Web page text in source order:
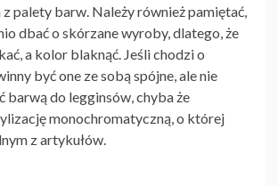
palety barw. Należy również pamiętać,
dbać o skórzane wyroby, dlatego, że
a kolor blaknąć. Jeśli chodzi o
być one ze sobą spójne, ale nie
barwą do legginsów, chyba że
monochromatyczną, o której
z artykułów.